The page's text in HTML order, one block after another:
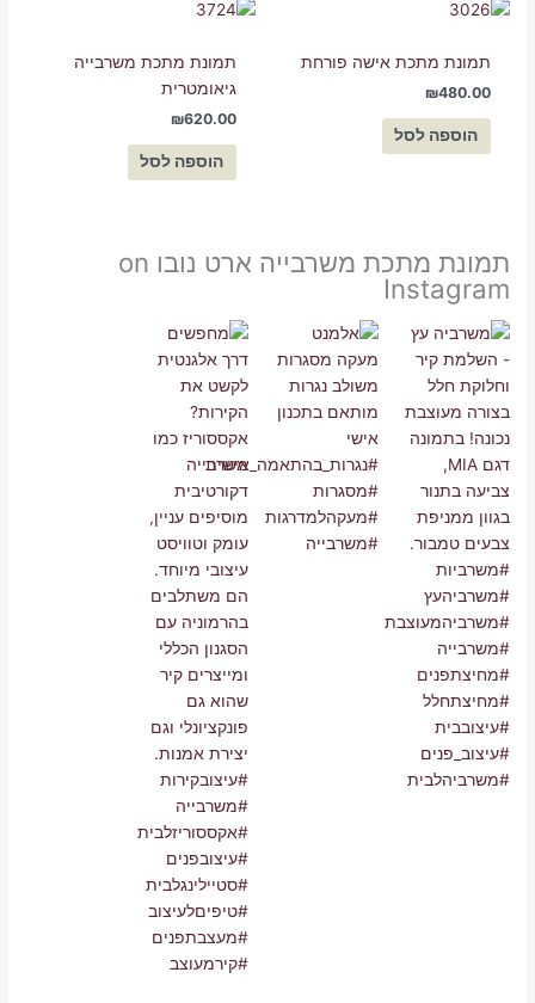
תמונת מתכת אישה פורחת
₪480.00
הוספה לסל
תמונת מתכת משרבייה
גיאומטרית
₪620.00
הוספה לסל
תמונת מתכת משרבייה ארט נובו on
Instagram